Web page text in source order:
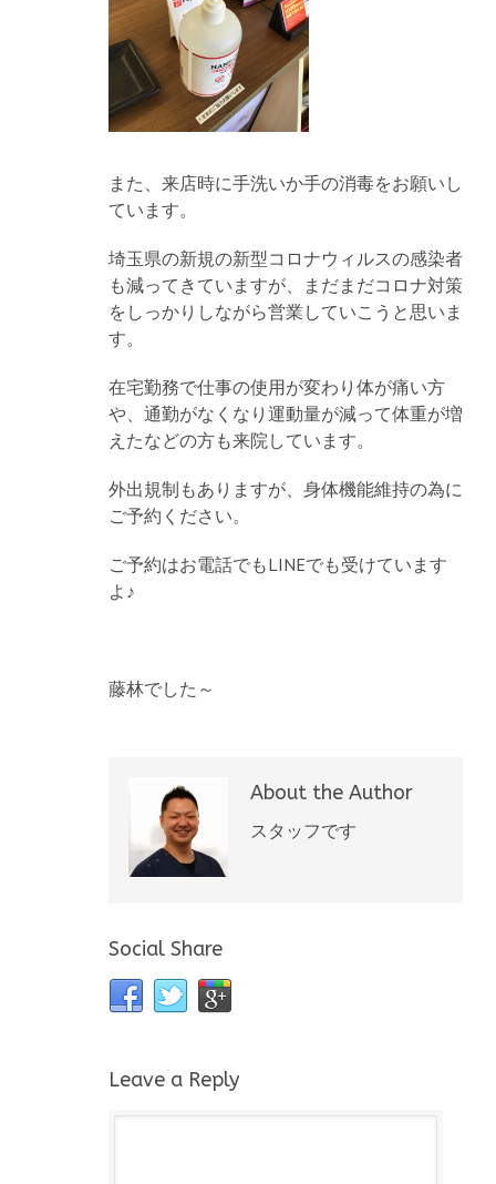
また、来店時に手洗いか手の消毒をお願いし
ています。
埼玉県の新規の新型コロナウィルスの感染者
も減ってきていますが、まだまだコロナ対策
をしっかりしながら営業していこうと思いま
す。
在宅勤務で仕事の使用が変わり体が痛い方
や、通勤がなくなり運動量が減って体重が増
えたなどの方も来院しています。
外出規制もありますが、身体機能維持の為に
ご予約ください。
ご予約はお電話でもLINEでも受けています
よ♪
藤林でした～
About the Author
スタッフです
Social Share
Leave a Reply